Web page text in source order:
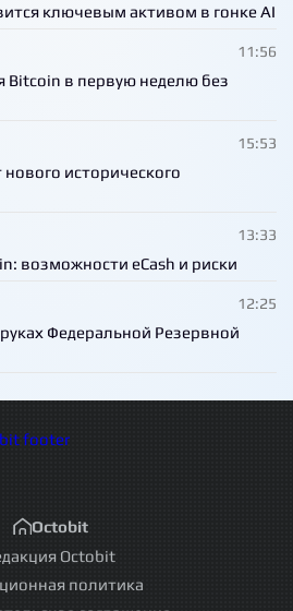
ключевым активом в гонке AI
11:56
Bitcoin в первую неделю без
15:53
нового исторического
13:33
возможности eCash и риски
12:25
Федеральной Резервной
Octobit
Octobit
политика